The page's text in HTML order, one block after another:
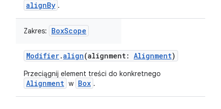
alignBy .
Zakres: BoxScope
Modifier.align(alignment: Alignment)
Przeciągnij element treści do konkretnego
Alignment w Box .